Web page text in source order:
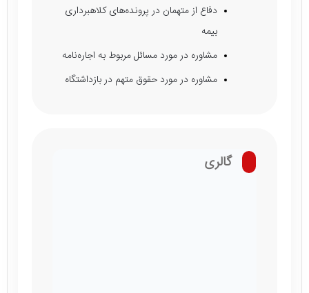
دفاع از متهمان در پرونده‌های کلاهبرداری
بیمه
مشاوره در مورد مسائل مربوط به اجاره‌نامه
مشاوره در مورد حقوق متهم در بازداشتگاه
گالری